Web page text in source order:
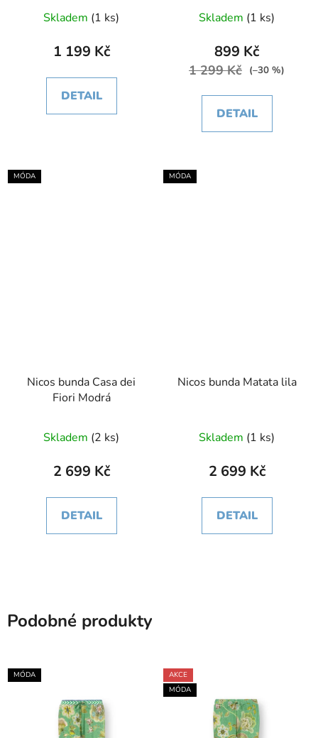
Skladem (1 ks)
1 199 Kč
DETAIL
Skladem (1 ks)
899 Kč
1 299 Kč (–30 %)
DETAIL
MÓDA
Nicos bunda Casa dei
Fiori Modrá
Skladem (2 ks)
2 699 Kč
DETAIL
MÓDA
Nicos bunda Matata lila
Skladem (1 ks)
2 699 Kč
DETAIL
Podobné produkty
MÓDA
AKCE
MÓDA